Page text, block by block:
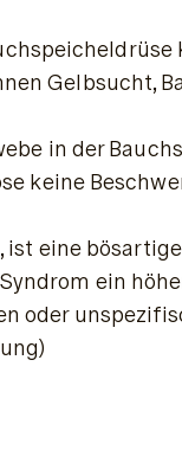
in der
keine
eine
ein
oder